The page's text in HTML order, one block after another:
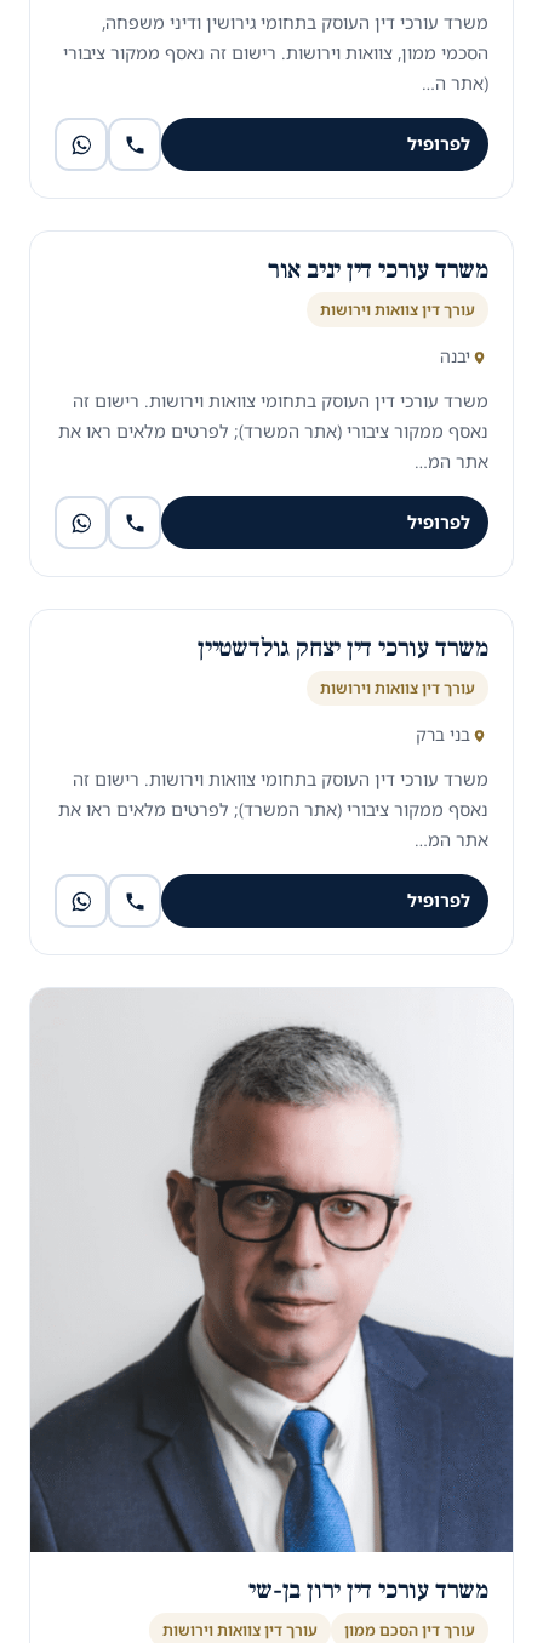
משרד עורכי דין העוסק בתחומי גירושין ודיני משפחה,
הסכמי ממון, צוואות וירושות. רישום זה נאסף ממקור ציבורי
(אתר ה…
לפרופיל
משרד עורכי דין יניב אור
עורך דין צוואות וירושות
יבנה
משרד עורכי דין העוסק בתחומי צוואות וירושות. רישום זה
נאסף ממקור ציבורי (אתר המשרד); לפרטים מלאים ראו את
אתר המ…
לפרופיל
משרד עורכי דין יצחק גולדשטיין
עורך דין צוואות וירושות
בני ברק
משרד עורכי דין העוסק בתחומי צוואות וירושות. רישום זה
נאסף ממקור ציבורי (אתר המשרד); לפרטים מלאים ראו את
אתר המ…
לפרופיל
משרד עורכי דין ירון בן-שי
עורך דין הסכם ממון עורך דין צוואות וירושות